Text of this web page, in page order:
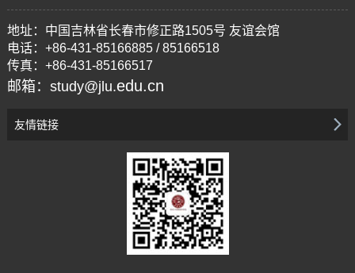
地址：中国吉林省长春市修正路1505号 友谊会馆
电话：+86-431-85166885 / 85166518
传真：+86-431-85166517
邮箱：study@jlu.edu.cn
友情链接